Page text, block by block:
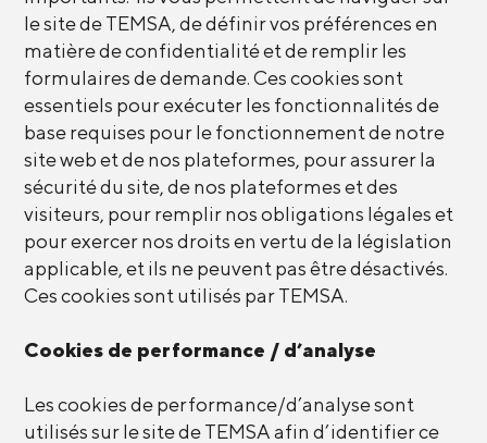
le site de TEMSA, de définir vos préférences en
matière de confidentialité et de remplir les
formulaires de demande. Ces cookies sont
essentiels pour exécuter les fonctionnalités de
base requises pour le fonctionnement de notre
site web et de nos plateformes, pour assurer la
sécurité du site, de nos plateformes et des
visiteurs, pour remplir nos obligations légales et
pour exercer nos droits en vertu de la législation
applicable, et ils ne peuvent pas être désactivés.
Ces cookies sont utilisés par TEMSA.
Cookies de performance / d’analyse
Les cookies de performance/d’analyse sont
utilisés sur le site de TEMSA afin d’identifier ce